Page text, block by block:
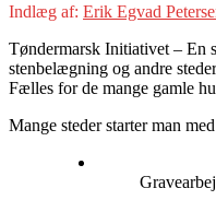
Indlæg af: Erik Egvad
Tøndermarsk Initiativet – En
stenbelægning og andre
Fælles for de mange gamle
Mange steder starter man